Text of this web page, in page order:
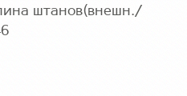
штанов(внешн./